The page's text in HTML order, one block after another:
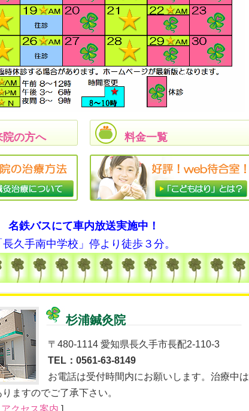
院の方へ 料金一覧
名鉄バスにて車内放送実施中！
長久手南中学校」停より徒歩３分。
杉浦鍼灸院
〒480-1114 愛知県長久手市長配2-110-3
TEL：0561-63-8149
お電話は受付時間内にお願いします。治療中は
ますのでご了承下さい。
クセス案内 ]